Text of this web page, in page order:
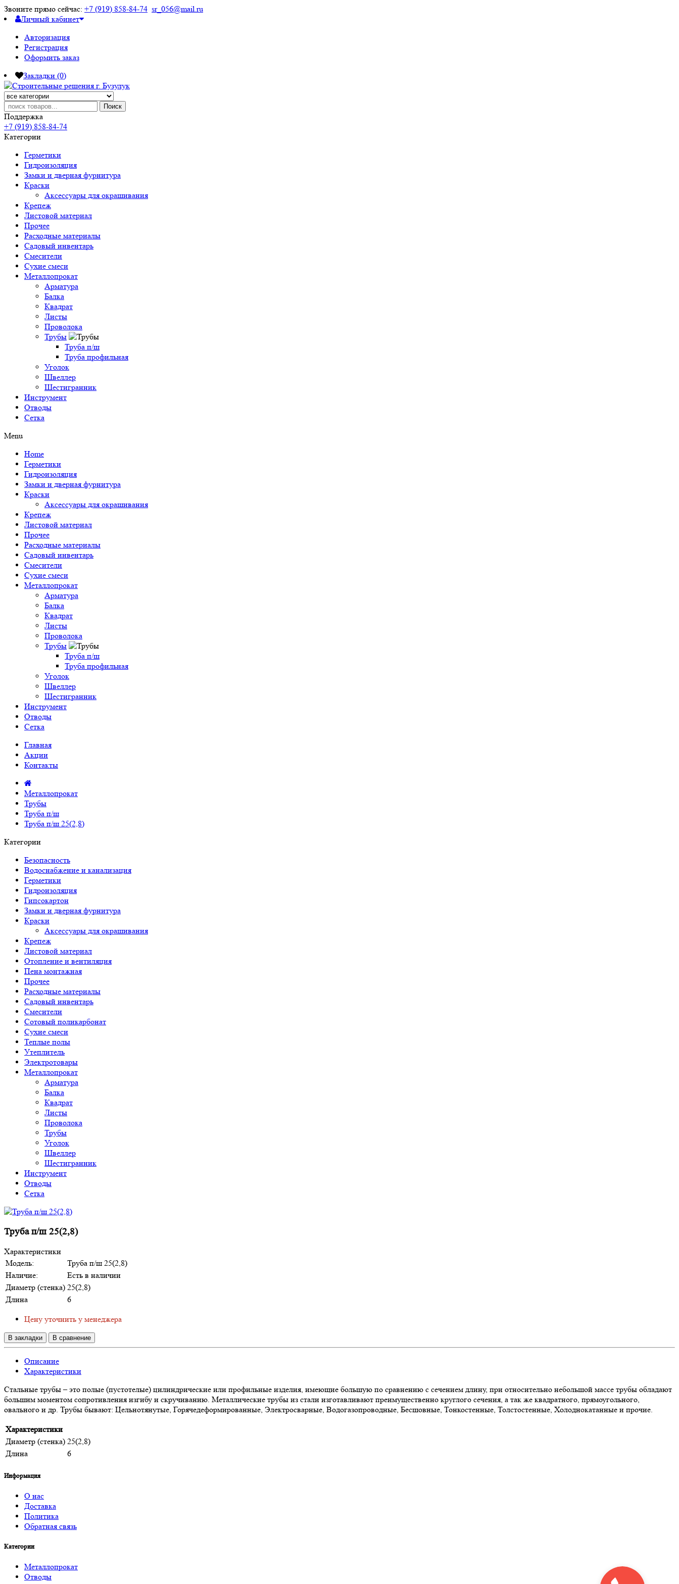
Звоните прямо сейчас: +7 (919) 858-84-74 sr_056@mail.ru
Личный кабинет
Авторизация
Регистрация
Оформить заказ
Закладки (0)
Поиск
Поддержка
+7 (919) 858-84-74
Категории
Герметики
Гидроизоляция
Замки и дверная фурнитура
Краски
Аксессуары для окрашивания
Крепеж
Листовой материал
Прочее
Расходные материалы
Садовый инвентарь
Смесители
Сухие смеси
Металлопрокат
Арматура
Балка
Квадрат
Листы
Проволока
Трубы
Труба п/ш
Труба профильная
Уголок
Швеллер
Шестигранник
Инструмент
Отводы
Сетка
Menu
Home
Герметики
Гидроизоляция
Замки и дверная фурнитура
Краски
Аксессуары для окрашивания
Крепеж
Листовой материал
Прочее
Расходные материалы
Садовый инвентарь
Смесители
Сухие смеси
Металлопрокат
Арматура
Балка
Квадрат
Листы
Проволока
Трубы
Труба п/ш
Труба профильная
Уголок
Швеллер
Шестигранник
Инструмент
Отводы
Сетка
Главная
Акции
Контакты
Металлопрокат
Трубы
Труба п/ш
Труба п/ш 25(2,8)
Категории
Безопасность
Водоснабжение и канализация
Герметики
Гидроизоляция
Гипсокартон
Замки и дверная фурнитура
Краски
Аксессуары для окрашивания
Крепеж
Листовой материал
Отопление и вентиляция
Пена монтажная
Прочее
Расходные материалы
Садовый инвентарь
Смесители
Сотовый поликарбонат
Сухие смеси
Теплые полы
Утеплитель
Электротовары
Металлопрокат
Арматура
Балка
Квадрат
Листы
Проволока
Трубы
Уголок
Швеллер
Шестигранник
Инструмент
Отводы
Сетка
Труба п/ш 25(2,8)
Характеристики
Модель:
Труба п/ш 25(2,8)
Наличие:
Есть в наличии
Диаметр (стенка) 25(2,8)
Длина
6
Цену уточнить у менеджера
В закладки В сравнение
Описание
Характеристики
Стальные трубы – это полые (пустотелые) цилиндрические или профильные изделия, имеющие большую по сравнению с сечением длину, при относительно небольшой массе трубы обладают
большим моментом сопротивления изгибу и скручиванию. Металлические трубы из стали изготавливают преимущественно круглого сечения, а так же квадратного, прямоугольного,
овального и др. Трубы бывают: Цельнотянутые, Горячедеформированные, Электросварные, Водогазопроводные, Бесшовные, Тонкостенные, Толстостенные, Холоднокатанные и прочие.
Характеристики
Диаметр (стенка) 25(2,8)
Длина
6
Информация
О нас
Доставка
Политика
Обратная связь
Категории
Металлопрокат
Отводы